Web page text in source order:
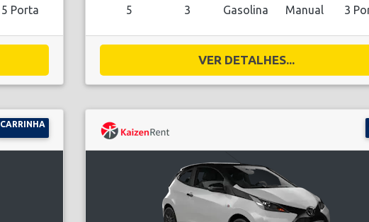
5 Porta 5 3 Gasolina Manual 3
VER DETALHES...
CARRINHA